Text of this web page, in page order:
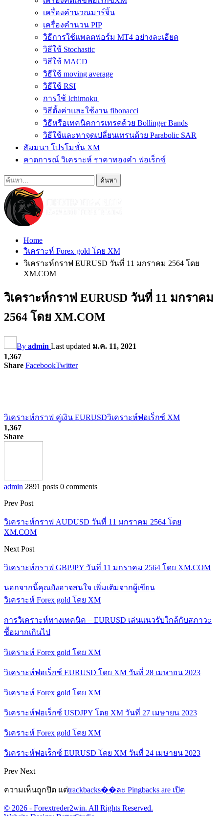
เครื่องคำนวณมาร์จิ้น
เครื่องคำนวน PIP
วิธีการใช้แพลตฟอร์ม MT4 อย่างละเอียด
วิธีใช้ Stochastic
วิธีใช้ MACD
วิธีใช้ moving average
วิธีใช้ RSI
การใช้ Ichimoku
วิธีตั้งค่าและใช้งาน fibonacci
วิธีหรือเทคนิคการเทรดด้วย Bollinger Bands
วิธีใช้และหาจุดเปลี่ยนเทรนด้วย Parabolic SAR
สัมมนา โปรโมชั่น XM
คาดการณ์ วิเคราะห์ ราคาทองคำ ฟอเร็กซ์
Home
วิเคราะห์ Forex gold โดย XM
วิเคราะห์กราฟ EURUSD วันที่ 11 มกราคม 2564 โดย
XM.COM
วิเคราะห์กราฟ EURUSD วันที่ 11 มกราคม
2564 โดย XM.COM
By admin Last updated ม.ค. 11, 2021
1,367
Share FacebookTwitter
วิเคราะห์กราฟ คู่เงิน EURUSDวิเคราะห์ฟอเร็กซ์ XM
1,367
Share
admin 2891 posts 0 comments
Prev Post
วิเคราะห์กราฟ AUDUSD วันที่ 11 มกราคม 2564 โดย
XM.COM
Next Post
วิเคราะห์กราฟ GBPJPY วันที่ 11 มกราคม 2564 โดย XM.COM
นอกจากนี้คุณยังอาจสนใจ เพิ่มเติมจากผู้เขียน
วิเคราะห์ Forex gold โดย XM
การวิเคราะห์ทางเทคนิค – EURUSD เล่นแนวรับใกล้กับสภาวะ
ซื้อมากเกินไป
วิเคราะห์ Forex gold โดย XM
วิเคราะห์ฟอเร็กซ์ EURUSD โดย XM วันที่ 28 เมษายน 2023
วิเคราะห์ Forex gold โดย XM
วิเคราะห์ฟอเร็กซ์ USDJPY โดย XM วันที่ 27 เมษายน 2023
วิเคราะห์ Forex gold โดย XM
วิเคราะห์ฟอเร็กซ์ EURUSD โดย XM วันที่ 24 เมษายน 2023
Prev Next
ความเห็นถูกปิด แต่trackbacks��ละ Pingbacks are เปิด
© 2026 - Forextreder2win. All Rights Reserved.